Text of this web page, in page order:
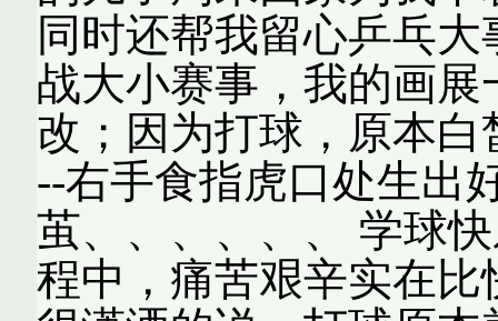
同时还帮我留心乒乓
战大小赛事，我的画
改；因为打球，原本
--右手食指虎口处生出
茧、、、、、、 学球
程中，痛苦艰辛实在